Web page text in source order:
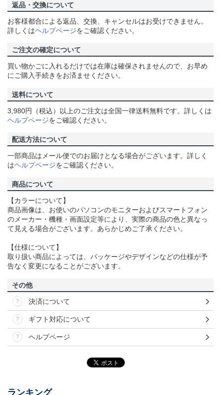
返品・交換について
お客様都合による返品、交換、キャンセルはお受けできません。
詳しくはヘルプページをご確認ください。
ご注文の確定について
買い物かごに入れるだけでは在庫は確保されませんので、お早め
にご購入手続きをお済ませください。
送料について
3,980円（税込）以上のご注文は全国一律送料無料です。詳しくは
ヘルプページをご確認ください。
配送方法について
一部商品はメール便でのお届けとなる場合がございます。詳しく
はヘルプページをご確認ください。
商品について
【カラーについて】
商品画像は、お使いのパソコンのモニターおよびスマートフォン
のメーカー・機種・画面設定等により、実際の商品の色と異なっ
て見える場合がございます。あらかじめご了承ください。
【仕様について】
取り扱い商品によっては、パッケージやデザインなどの仕様が予
告なく変更になることがございます。
その他
決済について
ギフト対応について
ヘルプページ
ランキング